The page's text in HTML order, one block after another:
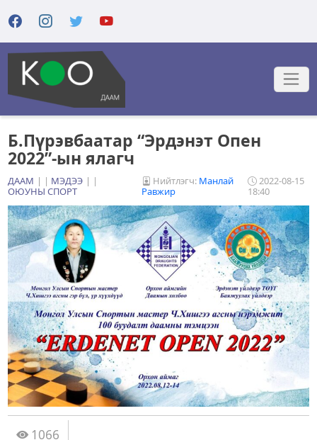
Б.Пүрэвбаатар “Эрдэнэт Опен
2022”-ын ялагч
ДААМ | МЭДЭЭ
|
ОЮУНЫ СПОРТ
Нийтлэгч: Манлай
Равжир
2022-08-15
18:40
1066